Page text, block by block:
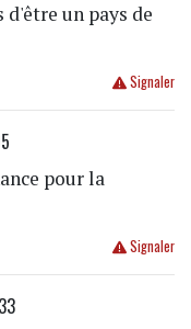
d'être un pays de
Signaler
pour la
Signaler